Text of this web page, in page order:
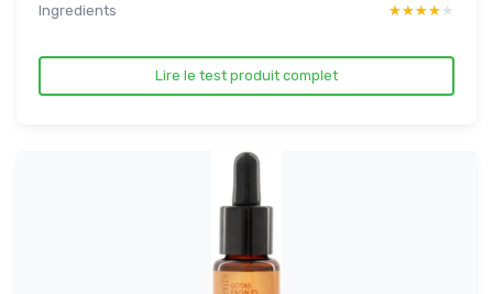
Ingredients
★★★★★
★★★★★
Lire le test produit complet